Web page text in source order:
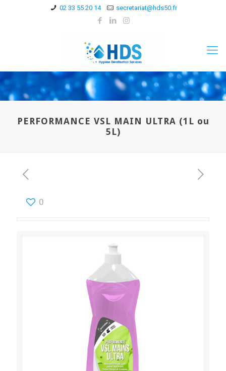
02 33 55 20 14 secretariat@hds50.fr
PERFORMANCE VSL MAIN ULTRA (1L ou
5L)
0